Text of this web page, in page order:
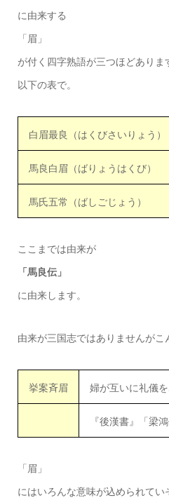
に由来する
「眉」
が付く四字熟語が三つほどありま
以下の表で。
白眉最良（はくびさいりょう）
馬良白眉（ばりょうはくび）
馬氏五常（ばしごじょう）
ここまでは由来が
「馬良伝」
に由来します。
由来が三国志ではありませんがこ
挙案斉眉 婦が互いに礼儀
『後漢書』「梁
「眉」
にはいろんな意味が込められてい